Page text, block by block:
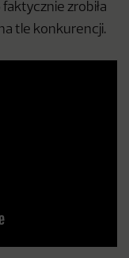
zrobiła
tle konkurencji.